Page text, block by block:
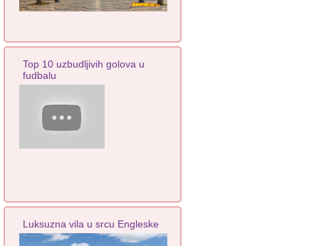
Top 10 uzbudljivih golova u
fudbalu
Luksuzna vila u srcu Engleske